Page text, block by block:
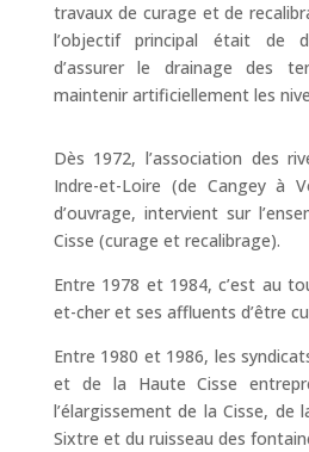
travaux de curage et de
l’objectif principal était de
d’assurer le drainage des
maintenir artificiellement les
Dès 1972, l’association des
Indre-et-Loire (de Cangey à
d’ouvrage, intervient sur
Cisse (curage et recalibrage).
Entre 1978 et 1984, c’est au
et-cher et ses affluents d’être
Entre 1980 et 1986, les
et de la Haute Cisse
l’élargissement de la Cisse, de
Sixtre et du ruisseau des